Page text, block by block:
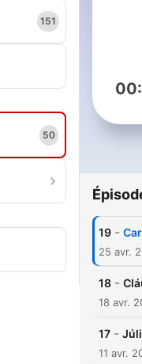
151
50
19 -
25 avr.
18 -
18 avr.
17 -
11 avr.